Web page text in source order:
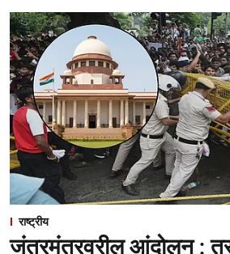
राष्ट्रीय
जंतरमंतरवरील आंदोलन :